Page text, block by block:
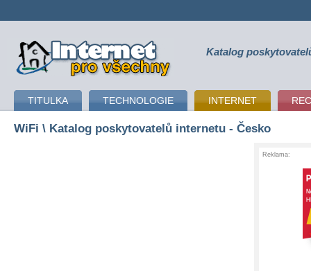
připojení k internetu Katalog
TITULKA TECHNOLOGIE INTERNET
WiFi \ Katalog poskytovatelů internetu - Česko
Reklama: